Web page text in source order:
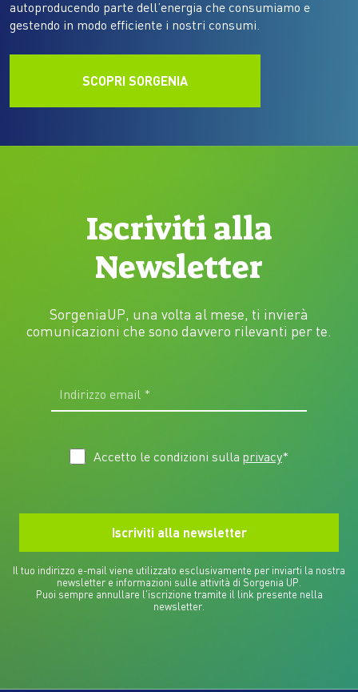
autoproducendo parte dell’energia che consumiamo e
gestendo in modo efficiente i nostri consumi.
SCOPRI SORGENIA
Iscriviti alla
Newsletter
SorgeniaUP, una volta al mese, ti invierà
comunicazioni che sono davvero rilevanti per te.
Accetto le condizioni sulla privacy*
Il tuo indirizzo e-mail viene utilizzato esclusivamente per inviarti la nostra
newsletter e informazioni sulle attività di Sorgenia UP.
Puoi sempre annullare l'iscrizione tramite il link presente nella
newsletter.